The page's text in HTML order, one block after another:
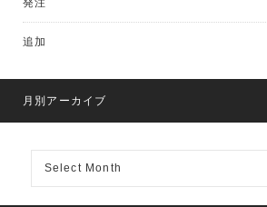
発注
追加
月別アーカイブ
ア
ー